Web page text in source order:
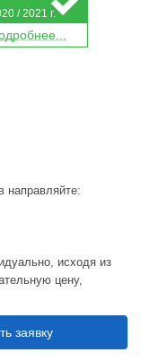
дробнее...
/ 2021 г.
направляйте:
исходя из
цену,
заявку